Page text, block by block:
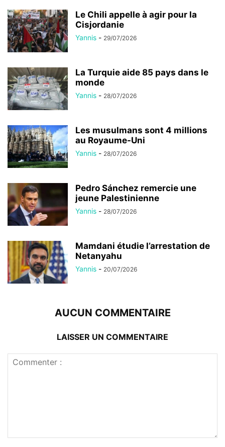
Le Chili appelle à agir pour la
Cisjordanie
Yannis - 29/07/2026
La Turquie aide 85 pays dans le
monde
Yannis - 28/07/2026
Les musulmans sont 4 millions
au Royaume-Uni
Yannis - 28/07/2026
Pedro Sánchez remercie une
jeune Palestinienne
Yannis - 28/07/2026
Mamdani étudie l’arrestation de
Netanyahu
Yannis - 20/07/2026
AUCUN COMMENTAIRE
LAISSER UN COMMENTAIRE